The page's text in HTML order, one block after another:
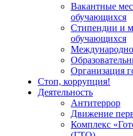
Вакантные
обучающихся
Стипендии и
обучающихся
Организация
Стоп, коррупция!
Деятельность
Антитеррор
Движение
Комплекс